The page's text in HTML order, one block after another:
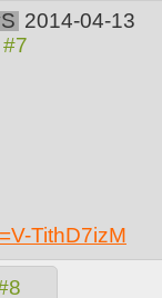
2014-04-13
TithD7izM